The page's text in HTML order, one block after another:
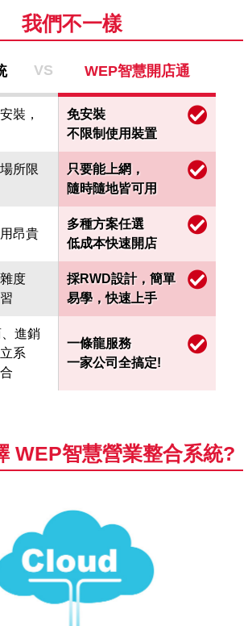
我們不一樣
VS WEP智慧開店通
裝，
免安裝
不限制使用裝置
所限
只要能上網，
隨時隨地皆可用
昂貴
多種方案任選
低成本快速開店
度
採RWD設計，簡單
易學，快速上手
進銷
系
一條龍服務
一家公司全搞定!
WEP智慧營業整合系統?